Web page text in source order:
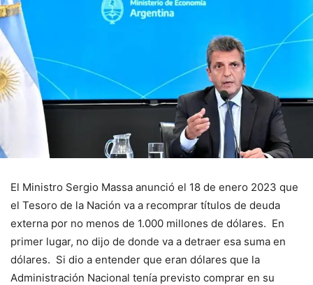
El Ministro Sergio Massa anunció el 18 de enero 2023 que
el Tesoro de la Nación va a recomprar títulos de deuda
externa por no menos de 1.000 millones de dólares. En
primer lugar, no dijo de donde va a detraer esa suma en
dólares. Si dio a entender que eran dólares que la
Administración Nacional tenía previsto comprar en su